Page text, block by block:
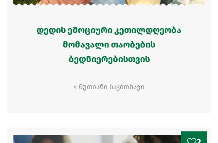
დედის ემოციური კეთილდღეობა
მომავალი თაობების
ბედნიერებისთვის
4 წუთიანი საკითხავი